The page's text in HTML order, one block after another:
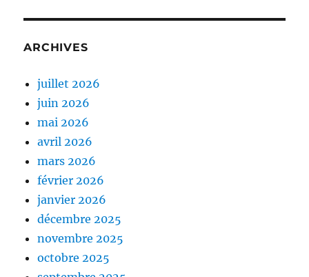
ARCHIVES
juillet 2026
juin 2026
mai 2026
avril 2026
mars 2026
février 2026
janvier 2026
décembre 2025
novembre 2025
octobre 2025